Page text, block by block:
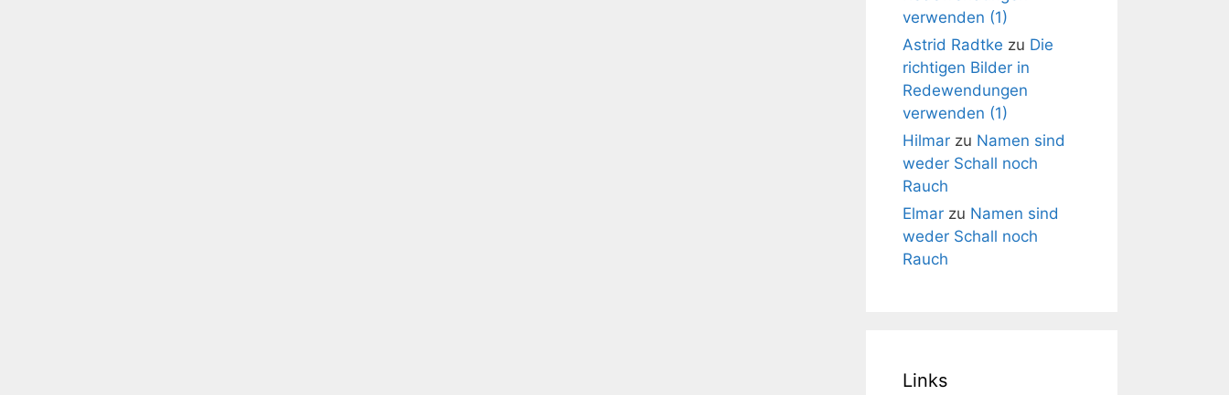
verwenden (1)
Astrid Radtke zu Die
richtigen Bilder in
Redewendungen
verwenden (1)
Hilmar zu Namen sind
weder Schall noch
Rauch
Elmar zu Namen sind
weder Schall noch
Rauch
Links